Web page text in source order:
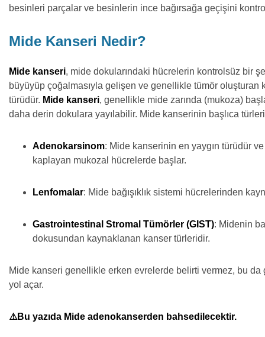
besinleri parçalar ve besinlerin ince bağırsağa geçişini
Mide Kanseri Nedir?
Mide kanseri, mide dokularındaki hücrelerin kontrolsüz bir
büyüyüp çoğalmasıyla gelişen ve genellikle tümör oluşturan
türüdür. Mide kanseri, genellikle mide zarında (mukoza)
daha derin dokulara yayılabilir. Mide kanserinin başlıca
Adenokarsinom: Mide kanserinin en yaygın türüdür
kaplayan mukozal hücrelerde başlar.
Lenfomalar: Mide bağışıklık sistemi hücrelerinden
Gastrointestinal Stromal Tümörler (GIST): Midenin
dokusundan kaynaklanan kanser türleridir.
Mide kanseri genellikle erken evrelerde belirti vermez, bu da
yol açar.
⚠️Bu yazıda Mide adenokanserden bahsedilecektir.